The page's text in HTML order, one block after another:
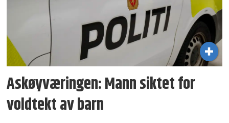
Askøyværingen: Mann siktet for
voldtekt av barn